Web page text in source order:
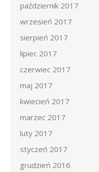
październik 2017
wrzesień 2017
sierpień 2017
lipiec 2017
czerwiec 2017
maj 2017
kwiecień 2017
marzec 2017
luty 2017
styczeń 2017
grudzień 2016